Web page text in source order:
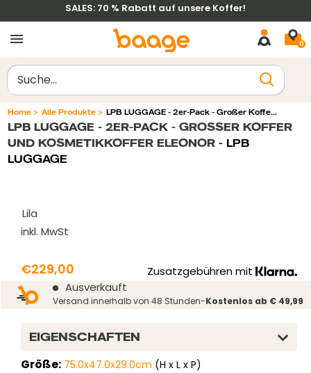
Inhalt
SALES: 70 % Rabatt auf unsere Koffer!
0
Löschen
Filtrer par Trier par
Home > Alle Produkte > LPB LUGGAGE - 2er-Pack - Großer Koffe...
LPB LUGGAGE - 2ER-PACK - GROSSER KOFFER U
ND KOSMETIKKOFFER ELEONOR
- LPB
LUGGAGE
Lila
inkl. MwSt
Zusatzgebühren mit
Prix
réduit
€229,00
normal
Ausverkauft
Versand innerhalb von 48 Stunden-Kostenlos ab € 49,99
EIGENSCHAFTEN
Größe: 75.0x47.0x29.0cm (H x L x P)